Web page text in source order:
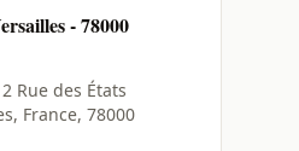
- 78000
Rue des États
France, 78000